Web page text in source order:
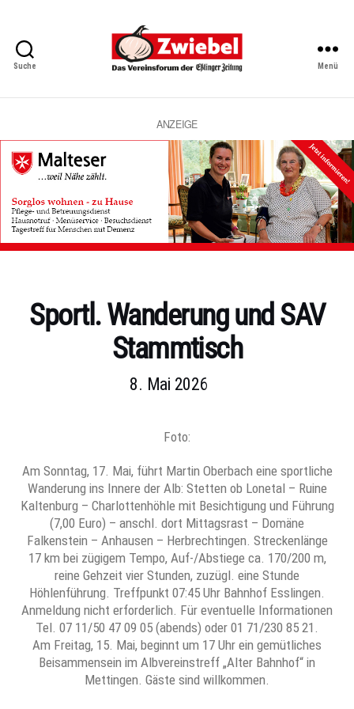
Suche
Vereinsforum
Eßlinger
Zeitung
Menü
ANZEIGE
Kategorien
Sportl. Wanderung und SAV
Stammtisch
8. Mai 2026
Foto:
Am Sonntag, 17. Mai, führt Martin Oberbach eine sportliche
Wanderung ins Innere der Alb: Stetten ob Lonetal – Ruine
Kaltenburg – Charlottenhöhle mit Besichtigung und Führung
(7,00 Euro) – anschl. dort Mittagsrast – Domäne
Falkenstein – Anhausen – Herbrechtingen. Streckenlänge
17 km bei zügigem Tempo, Auf-/Abstiege ca. 170/200 m,
reine Gehzeit vier Stunden, zuzügl. eine Stunde
Höhlenführung. Treffpunkt 07:45 Uhr Bahnhof Esslingen.
Anmeldung nicht erforderlich. Für eventuelle Informationen
Tel. 07 11/50 47 09 05 (abends) oder 01 71/230 85 21.
Am Freitag, 15. Mai, beginnt um 17 Uhr ein gemütliches
Beisammensein im Albvereinstreff „Alter Bahnhof“ in
Mettingen. Gäste sind willkommen.